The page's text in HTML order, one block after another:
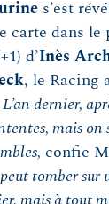
s’est
carte dans le
d’Inès
, le Racing
L’an dernier,
mais on
confie
tomber sur
mais à tout